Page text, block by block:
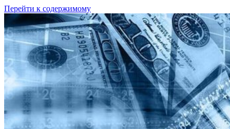
Перейти к содержимому